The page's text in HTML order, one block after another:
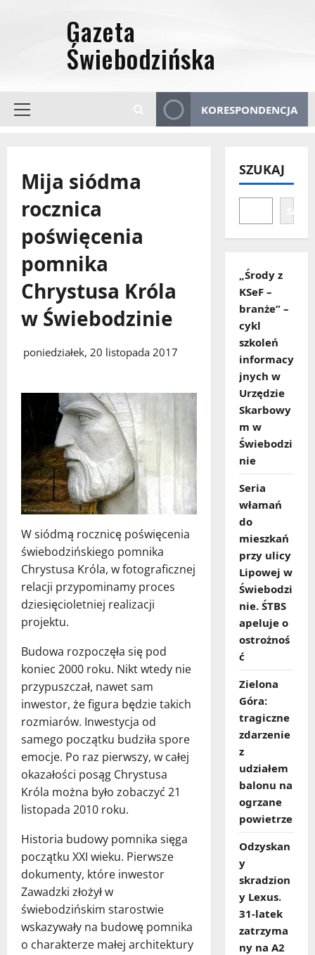
Menu
KORESPONDENCJA
Mija siódma
rocznica
poświęcenia
pomnika
Chrystusa Króla
w Świebodzinie
poniedziałek, 20 listopada 2017
W siódmą rocznicę poświęcenia
świebodzińskiego pomnika
Chrystusa Króla, w fotograficznej
relacji przypominamy proces
dziesięcioletniej realizacji
projektu.
Budowa rozpoczęła się pod
koniec 2000 roku. Nikt wtedy nie
przypuszczał, nawet sam
inwestor, że figura będzie takich
rozmiarów. Inwestycja od
samego początku budziła spore
emocje. Po raz pierwszy, w całej
okazałości posąg Chrystusa
Króla można było zobaczyć 21
listopada 2010 roku.
Historia budowy pomnika sięga
początku XXI wieku. Pierwsze
dokumenty, które inwestor
Zawadzki złożył w
świebodzińskim starostwie
wskazywały na budowę pomnika
o charakterze małej architektury
SZUKAJ
„Środy z
KSeF –
branże” –
cykl
szkoleń
informacy
jnych w
Urzędzie
Skarbowy
m w
Świebodzi
nie
Seria
włamań
do
mieszkań
przy ulicy
Lipowej w
Świebodzi
nie. ŚTBS
apeluje o
ostrożnoś
ć
Zielona
Góra:
tragiczne
zdarzenie
z
udziałem
balonu na
ogrzane
powietrze
Odzyskan
y
skradzion
y Lexus.
31‑latek
zatrzyma
ny na A2